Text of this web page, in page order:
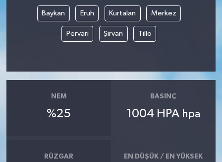
Baykan Eruh Kurtalan Merkez
Pervari Şirvan Tillo
NEM
%25
BASINÇ
1004 HPA hpa
RÜZGAR EN DÜŞÜK / EN YÜKSEK